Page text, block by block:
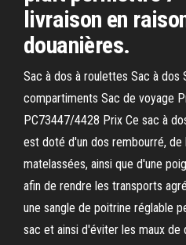
livraison en
douanières.
Sac à dos à roulettes Sac à dos
compartiments Sac de voyage
PC73447/4428 Prix Ce sac à
est doté d'un dos rembourré,
matelassées, ainsi que d'une
afin de rendre les transports
une sangle de poitrine réglable
sac et ainsi d'éviter les maux de